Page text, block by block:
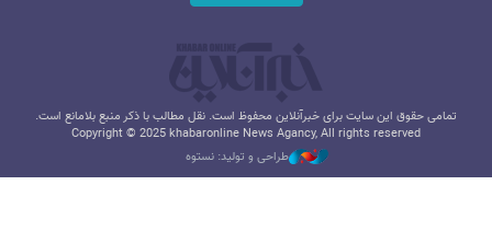
تمامی حقوق این سایت برای خبرآنلاین محفوظ است. نقل مطالب با ذکر منبع بلامانع است.
Copyright © 2025 khabaronline News Agancy, All rights reserved
طراحی و تولید: نستوه